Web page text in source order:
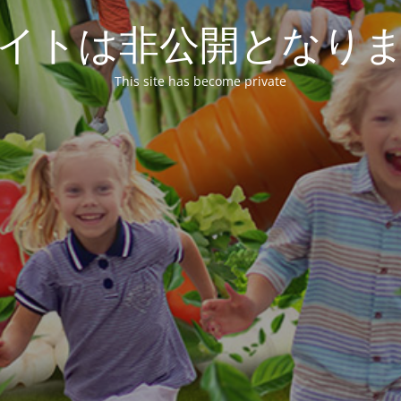
トは非公開となり
This site has become private